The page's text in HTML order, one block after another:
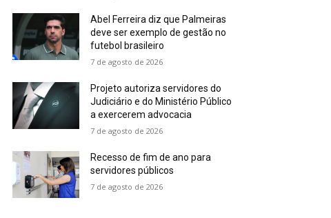
Abel Ferreira diz que Palmeiras
deve ser exemplo de gestão no
futebol brasileiro
7 de agosto de 2026
Projeto autoriza servidores do
Judiciário e do Ministério Público
a exercerem advocacia
7 de agosto de 2026
Recesso de fim de ano para
servidores públicos
7 de agosto de 2026